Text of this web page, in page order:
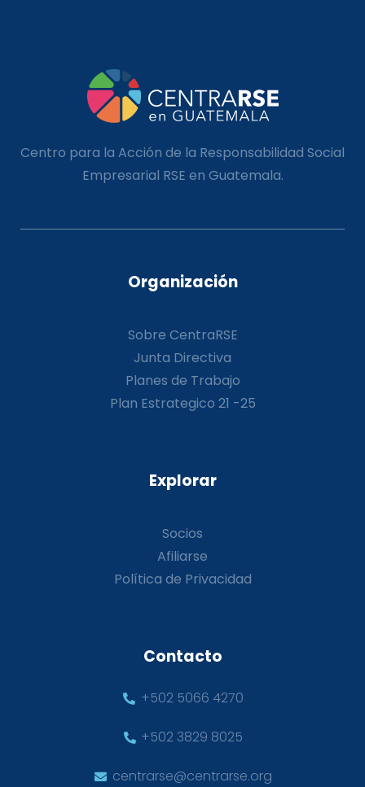
Centro para la Acción de la Responsabilidad Social
Empresarial RSE en Guatemala.
Organización
Sobre CentraRSE
Junta Directiva
Planes de Trabajo
Plan Estrategico 21 -25
Explorar
Socios
Afiliarse
Política de Privacidad
Contacto
+502 5066 4270
+502 3829 8025
centrarse@centrarse.org